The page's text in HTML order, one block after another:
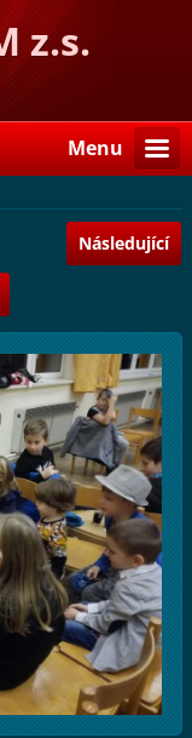
z.s.
Menu
Následující